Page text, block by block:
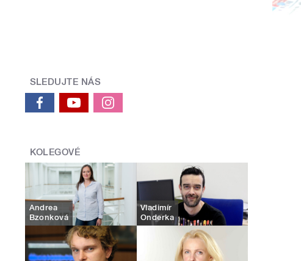
SLEDUJTE NÁS
KOLEGOVÉ
Andrea
Bzonková
Vladimír
Onderka